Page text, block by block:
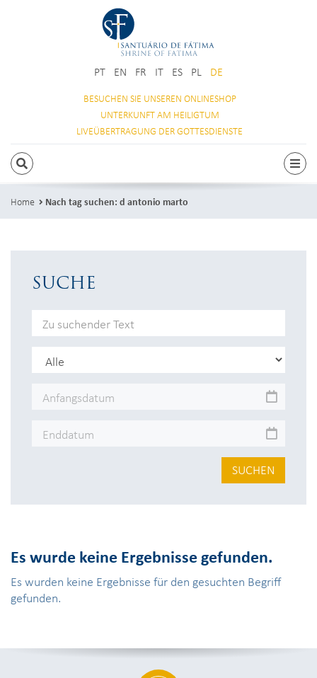
PT EN FR IT ES PL DE
BESUCHEN SIE UNSEREN ONLINESHOP
UNTERKUNFTAM HEILIGTUM
LIVEÜBERTRAGUNG DER GOTTESDIENSTE
SUCHEN
Home Nach tag suchen: d antonio marto
SUCHE
SUCHEN
Es wurde keine Ergebnisse gefunden.
Es wurden keine Ergebnisse für den gesuchten Begriff
gefunden.